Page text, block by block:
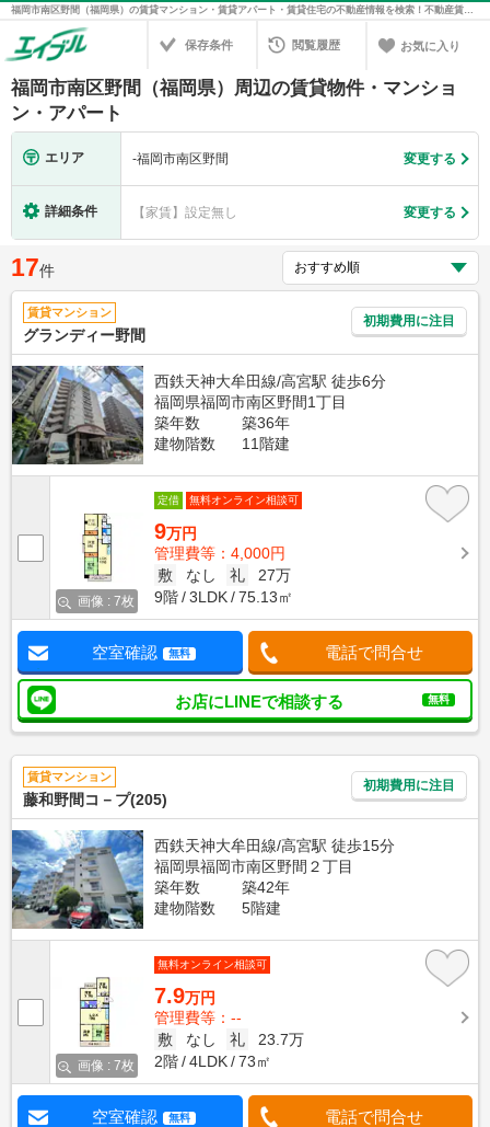
福岡市南区野間（福岡県）の賃貸マンション・賃貸アパート・賃貸住宅の不動産情報を検索！不動産賃貸の物件探しは、お部屋探しのエイブル
保存条件 閲覧履歴 お気に入り
福岡市南区野間（福岡県）周辺の賃貸物件・マンショ
ン・アパート
エリア -福岡市南区野間 変更する
詳細条件 【家賃】設定無し 変更する
17件
賃貸マンション
グランディー野間
初期費用に注目
西鉄天神大牟田線/高宮駅 徒歩6分
福岡県福岡市南区野間1丁目
築年数
築36年
建物階数
11階建
画像 : 7枚
定借 無料オンライン相談可
9万円
管理費等：4,000円
敷
なし 礼
27万
9階
3LDK 75.13㎡
空室確認 無料 電話で問合せ
お店にLINEで相談する 無料
賃貸マンション
藤和野間コ－プ(205)
初期費用に注目
西鉄天神大牟田線/高宮駅 徒歩15分
福岡県福岡市南区野間２丁目
築年数
築42年
建物階数
5階建
画像 : 7枚
無料オンライン相談可
7.9万円
管理費等：--
敷
なし 礼
23.7万
2階
4LDK 73㎡
空室確認 無料 電話で問合せ